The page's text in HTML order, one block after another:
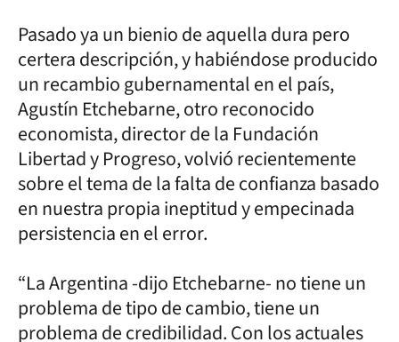
Pasado ya un bienio de aquella dura pero
certera descripción, y habiéndose producido
un recambio gubernamental en el país,
Agustín Etchebarne, otro reconocido
economista, director de la Fundación
Libertad y Progreso, volvió recientemente
sobre el tema de la falta de confianza basado
en nuestra propia ineptitud y empecinada
persistencia en el error.
“La Argentina -dijo Etchebarne- no tiene un
problema de tipo de cambio, tiene un
problema de credibilidad. Con los actuales